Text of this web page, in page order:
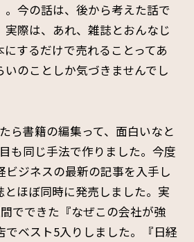
。今の話は、後から考えた話で
実際は、あれ、雑誌とおんなじ
にするだけで売れることってあ
いのことしか気づきませんでし
ら書籍の編集って、面白いなと
も同じ手法で作りました。今度
ビジネスの最新の記事を入手し
とほぼ同時に発売しました。実
でできた『なぜこの会社が強
でベスト5入りしました。『日経